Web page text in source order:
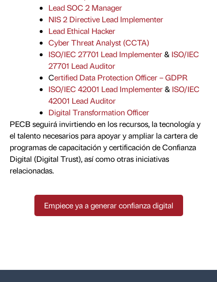
Lead SOC 2 Manager
NIS 2 Directive Lead Implementer
Lead Ethical Hacker
Cyber Threat Analyst (CCTA)
ISO/IEC 27701 Lead Implementer& ISO/IEC
27701 Lead Auditor
Certified Data Protection Officer – GDPR
ISO/IEC 42001 Lead Implementer& ISO/IEC
42001 Lead Auditor
Digital Transformation Officer
PECB seguirá invirtiendo en los recursos, la tecnología y
el talento necesarios para apoyar y ampliar la cartera de
programas de capacitación y certificación de Confianza
Digital (Digital Trust), así como otras iniciativas
relacionadas.
Empiece ya a generar confianza digital